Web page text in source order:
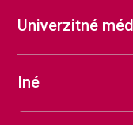
Univerzitné
Iné